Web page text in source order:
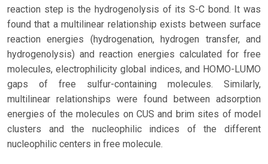
reaction step is the hydrogenolysis of its S-C bond. It was
found that a multilinear relationship exists between surface
reaction energies (hydrogenation, hydrogen transfer, and
hydrogenolysis) and reaction energies calculated for free
molecules, electrophilicity global indices, and HOMO-LUMO
gaps of free sulfur-containing molecules. Similarly,
multilinear relationships were found between adsorption
energies of the molecules on CUS and brim sites of model
clusters and the nucleophilic indices of the different
nucleophilic centers in free molecule.